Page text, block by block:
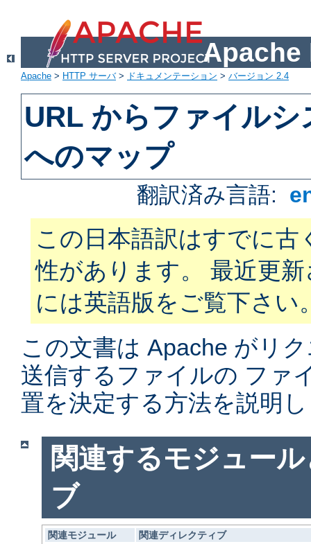
Apache
Apache > HTTP サーバ> ドキュメンテーション > バージョン 2.4
URL からファイル
へのマップ
翻訳済み言語:
この日本語訳はすでに古
性があります。 最近更
には英語版をご覧下さい
この文書は Apache がリ
送信するファイルの ファ
置を決定する方法を説明
関連するモジュー
ブ
関連モジュール
関連ディレクティブ